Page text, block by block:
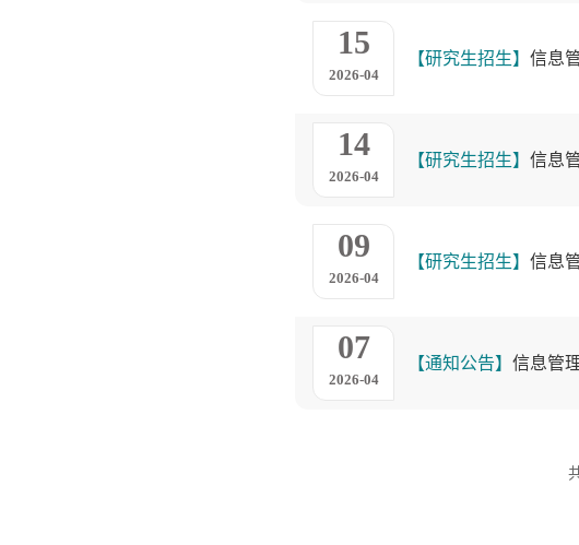
15
2026-04
【研究生招生】信息
14
2026-04
【研究生招生】信息
09
2026-04
【研究生招生】信息
07
2026-04
【通知公告】信息管